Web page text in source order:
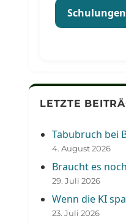
LETZTE
Tabubruch bei
4. August 2026
Braucht es
29. Juli 2026
Wenn die KI
23. Juli 2026